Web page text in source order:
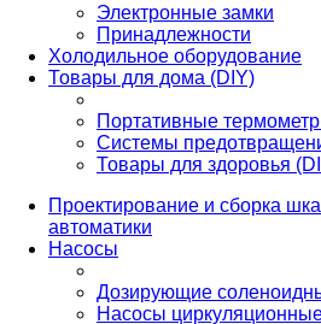
Электронные замки
Принадлежности
Холодильное оборудование
Товары для дома (DIY)
Портативные
Системы
Товары для здоровья
Проектирование и сборка
автоматики
Насосы
Дозирующие
Насосы